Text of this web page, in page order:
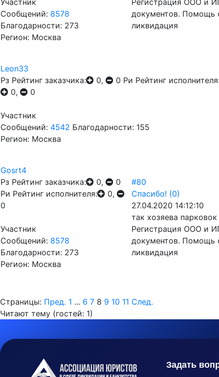
Участник
Сообщений: 8578
Благодарности: 273
Регион: Москва
Регистрация ООО и
документов. Помощь
ликвидация
Leon33
Рз Рейтинг заказчика: 0, 0 Ри Рейтинг
0,
0
Участник
Сообщений: 4542 Благодарности: 155
Регион: Москва
Gosrt4
Рз Рейтинг заказчика: 0,
0
Ри Рейтинг исполнителя:
0,
0
Участник
Сообщений: 8578
Благодарности: 273
Регион: Москва
#80
Спасибо! (0)
27.04.2020 14:12:10
так хозяева
Регистрация ООО и
документов. Помощь
ликвидация
Страницы: Пред. 1 ... 6 7 8 9 10 11 След.
Читают тему (гостей: 1)
Задать